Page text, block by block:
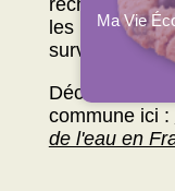
les périodes
surveillance.
Découvrez la
commune ici :
de l'eau en
Ma Vie